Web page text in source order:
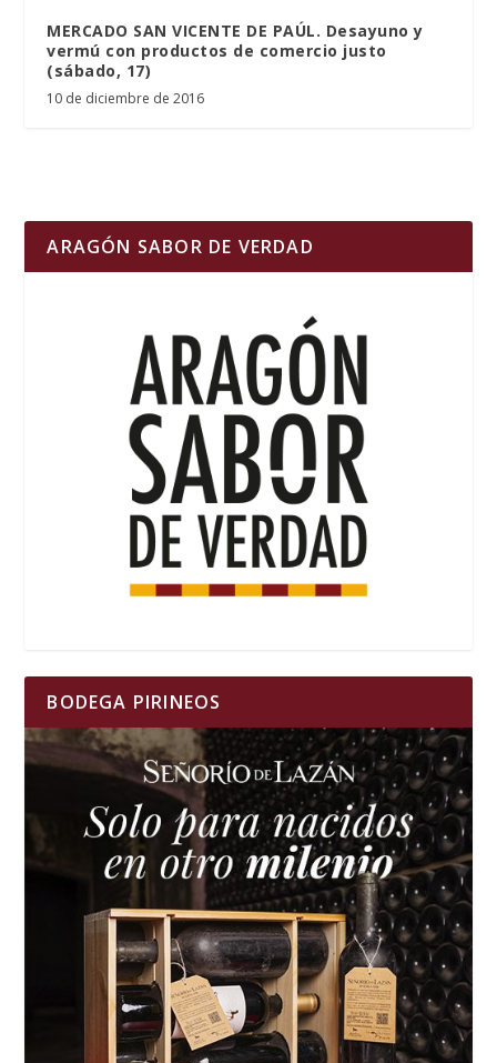
MERCADO SAN VICENTE DE PAÚL. Desayuno y
vermú con productos de comercio justo
(sábado, 17)
10 de diciembre de 2016
ARAGÓN SABOR DE VERDAD
BODEGA PIRINEOS